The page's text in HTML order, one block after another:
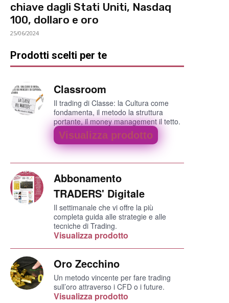
chiave dagli Stati Uniti, Nasdaq
100, dollaro e oro
25/06/2024
Prodotti scelti per te
Classroom
Il trading di Classe: la Cultura come
fondamenta, il metodo la struttura
portante, il money management il tetto.
Visualizza prodotto
Abbonamento
TRADERS' Digitale
Il settimanale che vi offre la più
completa guida alle strategie e alle
tecniche di Trading.
Visualizza prodotto
Oro Zecchino
Un metodo vincente per fare trading
sull’oro attraverso i CFD o i future.
Visualizza prodotto